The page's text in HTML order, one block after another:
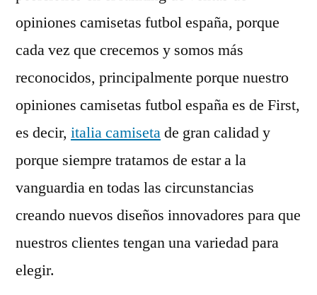
opiniones camisetas futbol españa, porque
cada vez que crecemos y somos más
reconocidos, principalmente porque nuestro
opiniones camisetas futbol españa es de First,
es decir, italia camisetade gran calidad y
porque siempre tratamos de estar a la
vanguardia en todas las circunstancias
creando nuevos diseños innovadores para que
nuestros clientes tengan una variedad para
elegir.